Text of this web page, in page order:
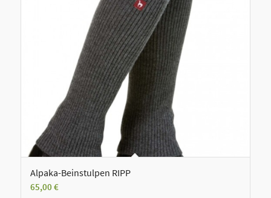
Alpaka-Beinstulpen RIPP
65,00 €